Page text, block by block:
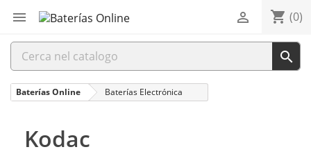
 shopping_cart (0)


Baterías Online Baterías Electrónica
Kodac